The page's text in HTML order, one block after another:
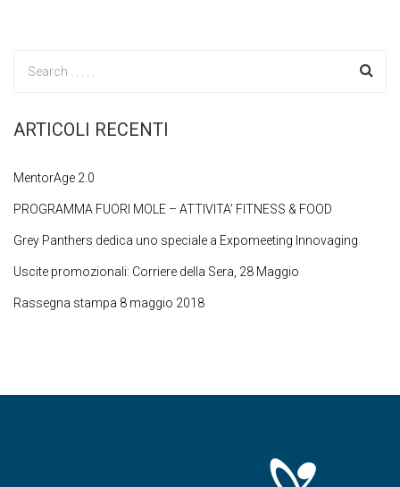
ARTICOLI RECENTI
MentorAge 2.0
PROGRAMMA FUORI MOLE – ATTIVITA’ FITNESS & FOOD
Grey Panthers dedica uno speciale a Expomeeting Innovaging
Uscite promozionali: Corriere della Sera, 28 Maggio
Rassegna stampa 8 maggio 2018